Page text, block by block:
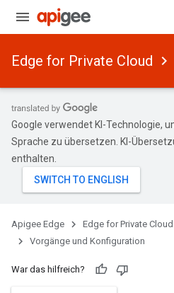
Edge for Private Cloud
Google verwendet KI-Technologie,
Sprache zu übersetzen. KI-
enthalten.
Apigee Edge Edge for Private Cloud
Vorgänge und Konfiguration
War das hilfreich?